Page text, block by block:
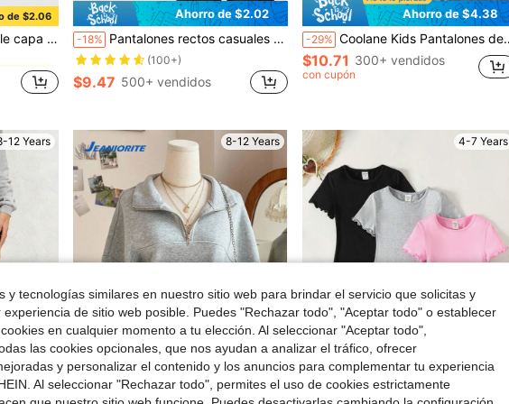
de $2.06
a juego con mamá e hija, hermanas.
en Rebajas de verano Faldas de chicas jóvenes
en Rebajas de verano Faldas de chicas jóvenes
Ahorro de $2.02
-18% Pantalones rectos casuales para niñas, gris claro con estampado lindo de gato y estrella, tela suave y cómoda, diseño de bolsillo con lazo, adecuado para primavera, verano, otoño e invierno
(100+)
$9.47 500+ vendidos
Ahorro de $4.38
-29% Coolane Kids Pantalones de paracaídas con bloques de color blanco para niñas preadolescentes, estilo streetwear de verano/primavera y festival de música Y2K
$10.71 300+ vendidos
con cupón
12 Years 8-12 Years
22
4-7 Years
y tecnologías similares en nuestro sitio web para brindar el servicio que solicitas y
de sitio web posible. Puedes "Rechazar todo", "Aceptar todo" o establecer
en cualquier momento a tu elección. Al seleccionar "Aceptar todo",
las cookies opcionales, que nos ayudan a analizar el tráfico, ofrecer
y personalizar el contenido y los anuncios para complementar tu experiencia
Al seleccionar "Rechazar todo", permites el uso de cookies estrictamente